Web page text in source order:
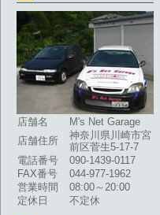
店舗名
M's Net Garage
店舗住所
神奈川県川崎市宮
前区菅生5-17-7
電話番号
090-1439-0117
FAX番号
044-977-1962
営業時間
08:00～20:00
定休日
不定休